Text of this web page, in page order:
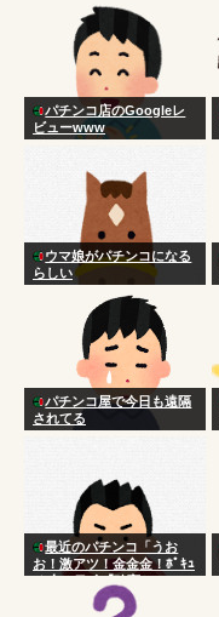
パチンコ店のGoogleレ
ビューwww
ウマ娘がパチンコになる
らしい
パチンコ屋で今日も遠隔
されてる
最近のパチンコ「うお
お！激アツ！金金金！ﾎﾟｷｭ
ｰﾝ！」ワイ「確変か？」